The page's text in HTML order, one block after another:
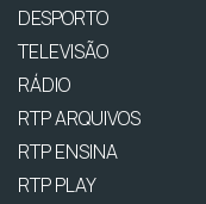
DESPORTO
TELEVISÃO
RÁDIO
RTP ARQUIVOS
RTP ENSINA
RTP PLAY